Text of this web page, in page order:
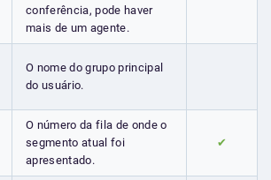
conferência, pode haver
mais de um agente.
O nome do grupo principal
do usuário.
O número da fila de onde o
segmento atual foi
apresentado.
✔